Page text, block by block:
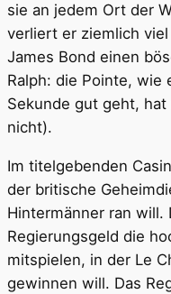
sie an jedem Ort der
verliert er ziemlich
James Bond einen
Ralph: die Pointe, wie
Sekunde gut geht, hat
nicht).
Im titelgebenden
der britische
Hintermänner ran will.
Regierungsgeld die
mitspielen, in der Le
gewinnen will. Das